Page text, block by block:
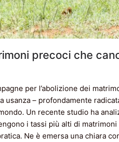
precoci che
per l’abolizione dei
usanza – profondamente
Un recente studio ha
i tassi più alti di
Ne è emersa una chiara